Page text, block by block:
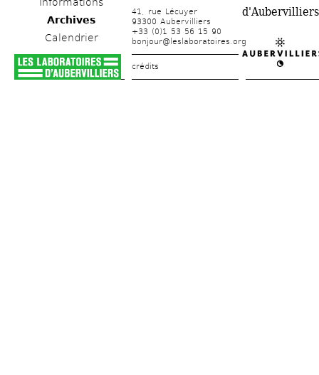
Informations
Archives
Calendrier
41, rue Lécuyer
93300 Aubervilliers
+33 (0)1 53 56 15 90
bonjour@leslaboratoires.org
crédits
d'Aubervilliers